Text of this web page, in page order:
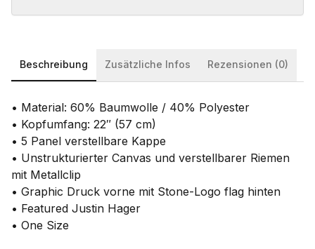
Beschreibung Zusätzliche Infos Rezensionen (0)
• Material: 60% Baumwolle / 40% Polyester
• Kopfumfang: 22″ (57 cm)
• 5 Panel verstellbare Kappe
• Unstrukturierter Canvas und verstellbarer Riemen
mit Metallclip
• Graphic Druck vorne mit Stone-Logo flag hinten
• Featured Justin Hager
• One Size